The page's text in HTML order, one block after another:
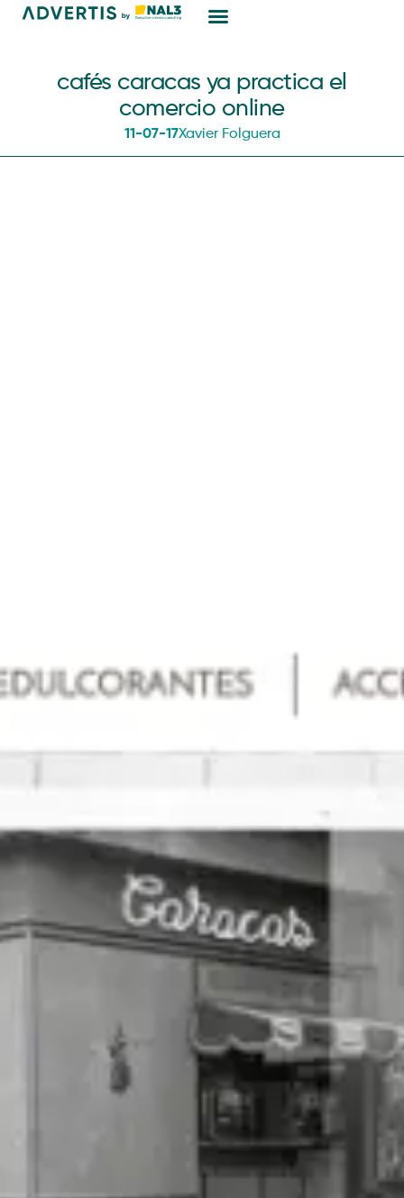
cafés caracas ya practica el
comercio online
11-07-17Xavier Folguera